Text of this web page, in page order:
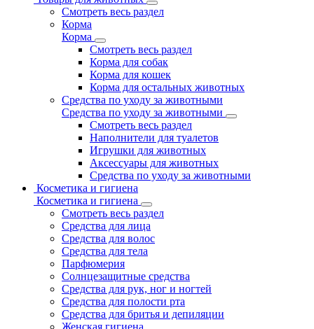
Смотреть весь раздел
Корма
Корма
Смотреть весь раздел
Корма для собак
Корма для кошек
Корма для остальных животных
Средства по уходу за животными
Средства по уходу за животными
Смотреть весь раздел
Наполнители для туалетов
Игрушки для животных
Аксессуары для животных
Средства по уходу за животными
Косметика и гигиена
Косметика и гигиена
Смотреть весь раздел
Средства для лица
Средства для волос
Средства для тела
Парфюмерия
Солнцезащитные средства
Средства для рук, ног и ногтей
Средства для полости рта
Средства для бритья и депиляции
Женская гигиена